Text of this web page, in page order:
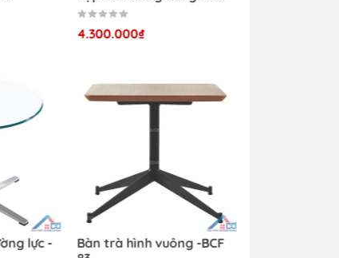
4.500.000₫
Bàn tròn kính cường lực -
Bàn trà hình vuông -